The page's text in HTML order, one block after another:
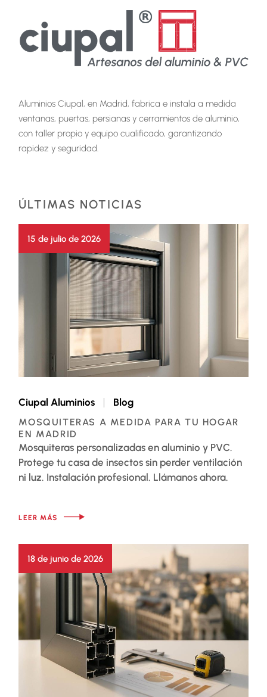
Aluminios Ciupal, en Madrid, fabrica e instala a medida
ventanas, puertas, persianas y cerramientos de aluminio,
con taller propio y equipo cualificado, garantizando
rapidez y seguridad.
ÚLTIMAS NOTICIAS
15 de julio de 2026
Ciupal Aluminios Blog
MOSQUITERAS A MEDIDA PARA TU HOGAR
EN MADRID
Mosquiteras personalizadas en aluminio y PVC.
Protege tu casa de insectos sin perder ventilación
ni luz. Instalación profesional. Llámanos ahora.
LEER MÁS
18 de junio de 2026